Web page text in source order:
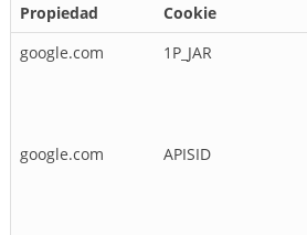
Propiedad Cookie
google.com
1P_JAR
google.com
APISID